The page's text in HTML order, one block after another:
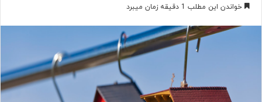
خواندن این مطلب 1 دقیقه زمان میبرد